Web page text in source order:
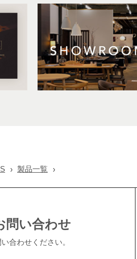
製品一覧
問い合わせ
合わせください。